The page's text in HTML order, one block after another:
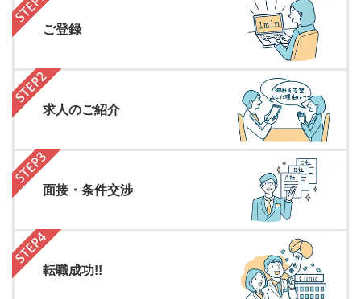
ご登録
求人のご紹介
面接・条件交渉
転職成功!!